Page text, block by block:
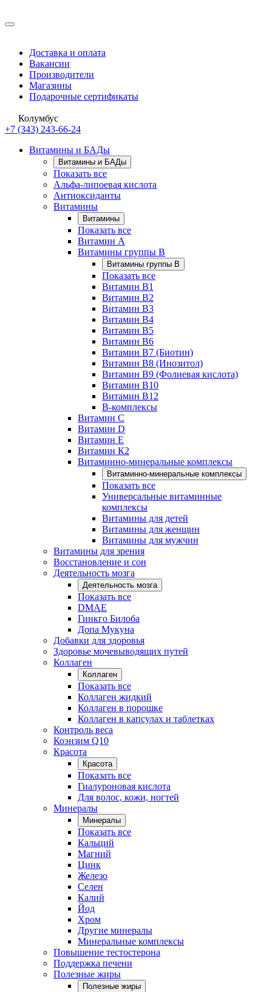
Доставка и оплата
Вакансии
Производители
Магазины
Подарочные сертификаты
Колумбус
+7 (343) 243-66-24
Витамины и БАДы
Витамины и БАДы
Показать все
Альфа-липоевая кислота
Антиоксиданты
Витамины
Витамины
Показать все
Витамин A
Витамины группы B
Витамины группы B
Показать все
Витамин B1
Витамин B2
Витамин B3
Витамин B4
Витамин B5
Витамин B6
Витамин B7 (Биотин)
Витамин B8 (Инозитол)
Витамин B9 (Фолиевая кислота)
Витамин B10
Витамин B12
B-комплексы
Витамин C
Витамин D
Витамин E
Витамин К2
Витаминно-минеральные комплексы
Витаминно-минеральные комплексы
Показать все
Универсальные витаминные
комплексы
Витамины для детей
Витамины для женщин
Витамины для мужчин
Витамины для зрения
Восстановление и сон
Деятельность мозга
Деятельность мозга
Показать все
DMAE
Гинкго Билоба
Допа Мукуна
Добавки для здоровья
Здоровье мочевыводящих путей
Коллаген
Коллаген
Показать все
Коллаген жидкий
Коллаген в порошке
Коллаген в капсулах и таблетках
Контроль веса
Коэнзим Q10
Красота
Красота
Показать все
Гиалуроновая кислота
Для волос, кожи, ногтей
Минералы
Минералы
Показать все
Кальций
Магний
Цинк
Железо
Селен
Калий
Йод
Хром
Другие минералы
Минеральные комплексы
Повышение тестостерона
Поддержка печени
Полезные жиры
Полезные жиры